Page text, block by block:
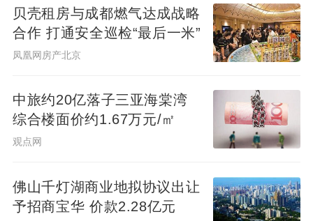
贝壳租房与成都燃气达成战略
合作 打通安全巡检“最后一米”
凤凰网房产北京
中旅约20亿落子三亚海棠湾
综合楼面价约1.67万元/㎡
观点网
佛山千灯湖商业地拟协议出让
予招商宝华 价款2.28亿元